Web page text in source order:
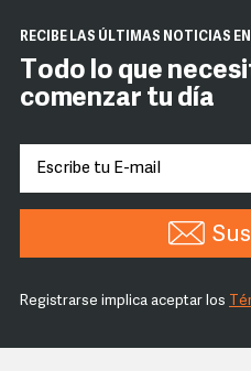
RECIBE LAS ÚLTIMAS NOTICIAS
Todo lo que
comenzar tu día
Registrarse implica aceptar los